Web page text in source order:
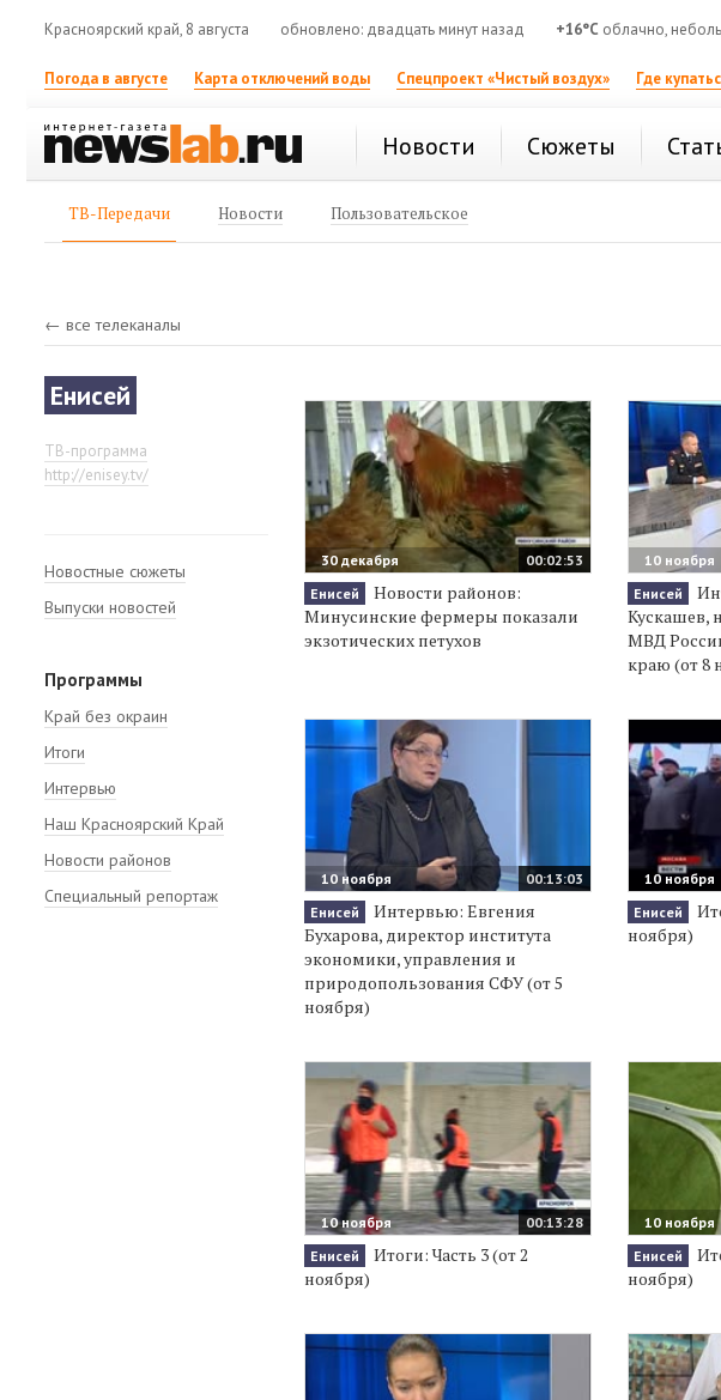
Красноярский край, 8 августа обновлено: двадцать минут назад +16°C облачно,
Погода в августе Карта отключений воды Спецпроект «Чистый воздух» Где
Новости Сюжеты
ТВ-Передачи Новости Пользовательское
← все телеканалы
Енисей
ТВ-программа
http://enisey.tv/
Новостные сюжеты
Выпуски новостей
Программы
Край без окраин
Итоги
Интервью
Наш Красноярский Край
Новости районов
Специальный репортаж
00:02:53
30 декабря
Енисей
Новости районов:
Минусинские фермеры показали
экзотических петухов
10 ноября
Енисей
Кускашев,
МВД
краю (от 8
00:13:03
10 ноября
Енисей
Интервью: Евгения
Бухарова, директор института
экономики, управления и
природопользования СФУ (от 5
ноября)
10 ноября
Енисей
ноября)
00:13:28
10 ноября
Енисей
Итоги: Часть 3 (от 2
ноября)
10 ноября
Енисей
ноября)